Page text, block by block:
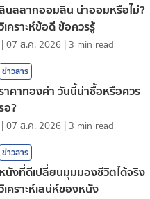
นสลากออมสิน น่าออมหรือไม่?
เคราะห์ข้อดี ข้อควรรู้
|07 ส.ค. 2026 | 3 min read
ข่าวสาร
าคาทองคํา วันนี้น่าซื้อหรือควร
อ?
|07 ส.ค. 2026 | 3 min read
ข่าวสาร
หนังที่ดีเปลี่ยนมุมมองชีวิตได้จริง
เคราะห์เสน่ห์ของหนัง